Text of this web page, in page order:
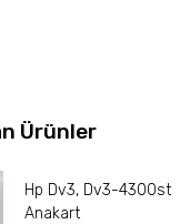
Ürünler
Hp Dv3, Dv3-4300st
Anakart